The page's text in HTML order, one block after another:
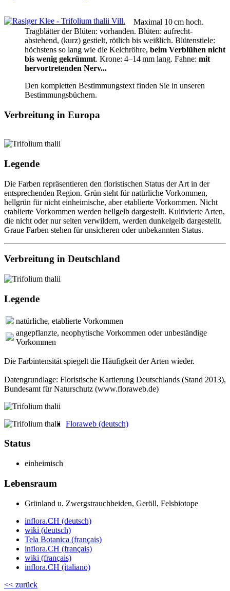
Maximal 10 cm hoch.
Tragblätter der Blüten: vorhanden. Blüten: aufrecht-
abstehend, (kurz) gestielt, rötlich bis weißlich. Blütenstiele:
höchstens so lang wie die Kelchröhre, beim Verblühen nicht
bis wenig gekrümmt. Krone: 4–14 mm lang. Fahne: mit
hervortretenden Nerv...
Den kompletten Bestimmungstext finden Sie in unseren
Bestimmungsbüchern.
Verbreitung in Europa
Legende
Die Farben repräsentieren den floristischen Status der Art in der
entsprechenden Region. Grün steht für natürliche Vorkommen,
hellgrün für nicht einheimische, aber etablierte Vorkommen. Nicht
etablierte Vorkommen werden hellgelb dargestellt. Kultivierte Arten,
die nicht oder nur selten verwildern, werden dunkelgelb dargestellt.
Graue Farben stehen für unsicheren oder unbekannten Status.
Verbreitung in Deutschland
Legende
natürliche, etablierte Vorkommen
angepflanzte, neophytische Vorkommen oder unbeständige
Vorkommen
Die Farbintensität spiegelt die Häufigkeit der Arten wieder.
Datengrundlage: Floristische Kartierung Deutschlands (Stand 2013),
Bundesamt für Naturschutz (www.floraweb.de)
Status
einheimisch
Lebensraum
Grün­land u. Zwerg­strauch­heiden, Geröll, Fels­biotope
Floraweb (deutsch)
inflora.CH (deutsch)
wiki (deutsch)
Tela Botanica (français)
inflora.CH (français)
wiki (français)
inflora.CH (italiano)
<< zurück